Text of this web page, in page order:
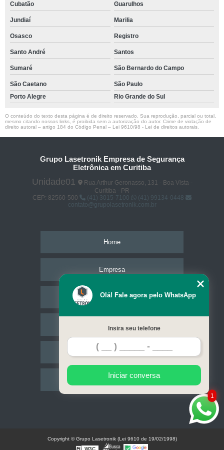
Cubatão Guarulhos
Jundiaí Marilia
Osasco Registro
Santo André Santos
Sumaré São Bernardo do Campo
São Caetano
São Paulo
Porto Alegre
Rio Grande do Sul
O conteúdo do texto desta página é de direito reservado. Sua reprodução, parcial ou total,
mesmo citando nossos links, é proibida sem a autorização do autor. Crime de violação de
direito autoral – artigo 184 do Código Penal – Lei 9610/98 - Lei de direitos autorais
Grupo Lasetronik Empresa de Segurança
Eletrônica em Curitiba
Unidade01
Rua Arthur Geronasso, 131 - Boa Vista -
Curitiba - PR
CEP: 82560-500
(41) 3015-7100
(41) 99134-0448
contato@grupolasetronik.com.br
Home
Empresa
Missão
Serviços
Contato
Mapa do site
1
Olá! Fale agora pelo WhatsApp
Insira seu telefone
Iniciar conversa
Copyright © Grupo Lasetronik (Lei 9610 de 19/02/1998)